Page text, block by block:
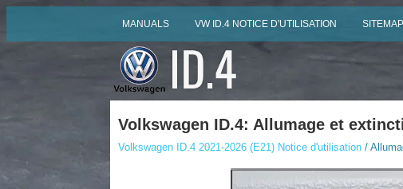
MANUALS VW ID.4 NOTICE D'UTILISATION SITEMAP
Volkswagen ID.4: Allumage et
Volkswagen ID.4 2021-2026 (E21) Notice d'utilisation /